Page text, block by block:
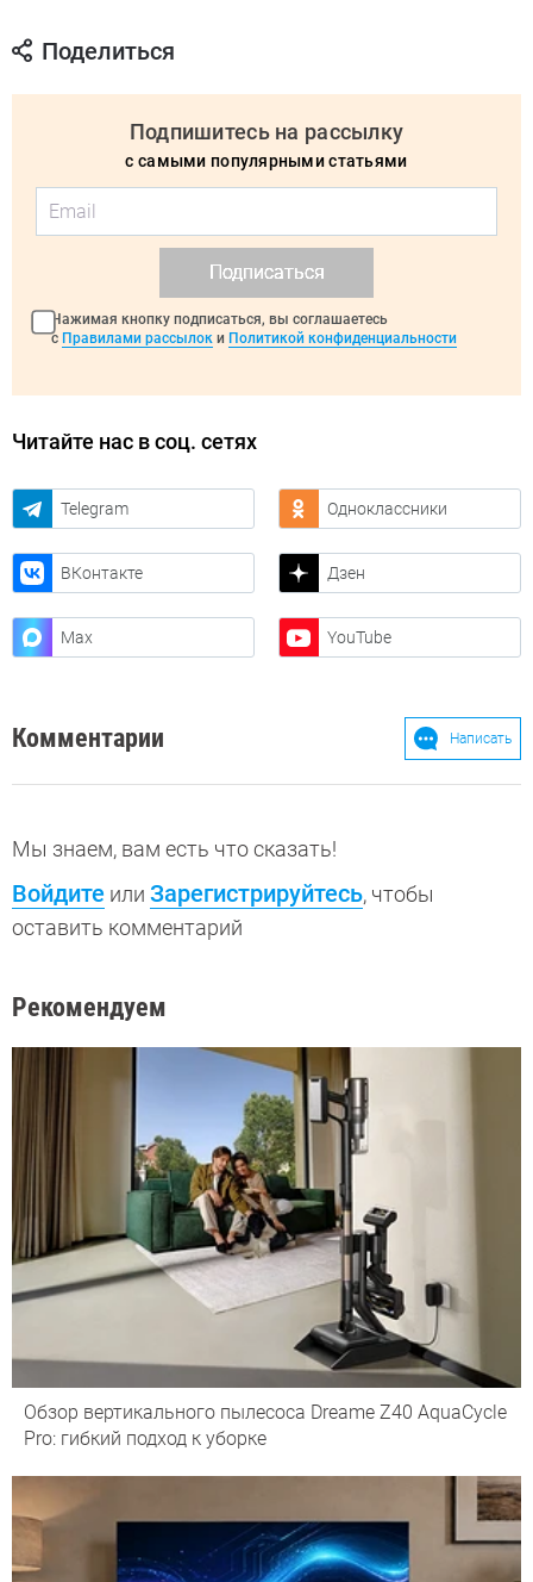
Поделиться
Подпишитесь на рассылку
с самыми популярными статьями
Подписаться
Нажимая кнопку подписаться, вы соглашаетесь
с Правилами рассылок и Политикой конфиденциальности
Читайте нас в соц. сетях
Telegram Одноклассники
ВКонтакте Дзен
Max YouTube
Комментарии Написать
Мы знаем, вам есть что сказать!
Войдите или Зарегистрируйтесь, чтобы
оставить комментарий
Рекомендуем
Обзор вертикального пылесоса Dreame Z40 AquaCycle
Pro: гибкий подход к уборке